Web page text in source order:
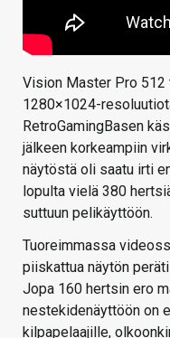
Vision Master Pro
1280×1024-
RetroGamingBasen
jälkeen korkeampiin
näytöstä oli saatu irti
lopulta vielä 380
suttuun pelikäyttöön.
Tuoreimmassa
piiskattua näytön
Jopa 160 hertsin ero
nestekidenäyttöön on
kilpapelaajille,